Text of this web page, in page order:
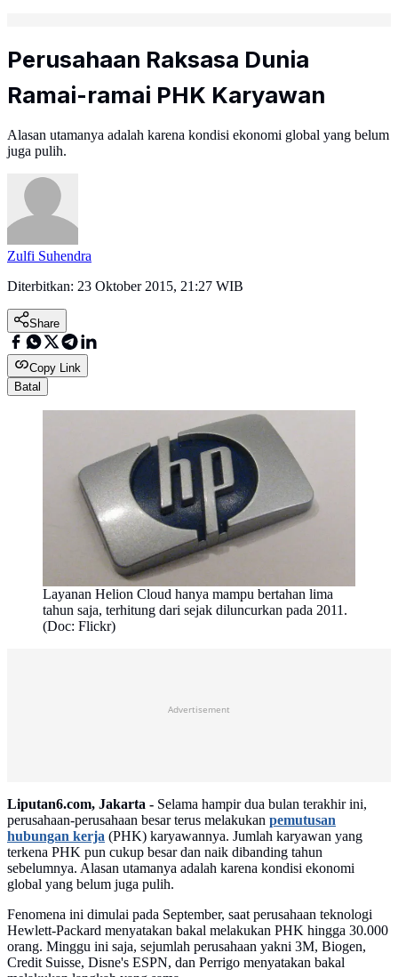
Perusahaan Raksasa Dunia
Ramai-ramai PHK Karyawan
Alasan utamanya adalah karena kondisi ekonomi global yang belum
juga pulih.
Zulfi Suhendra
Diterbitkan: 23 Oktober 2015, 21:27 WIB
Share
Copy Link
Batal
Layanan Helion Cloud hanya mampu bertahan lima
tahun saja, terhitung dari sejak diluncurkan pada 2011.
(Doc: Flickr)
Advertisement
Liputan6.com, Jakarta - Selama hampir dua bulan terakhir ini,
perusahaan-perusahaan besar terus melakukan pemutusan
hubungan kerja (PHK) karyawannya. Jumlah karyawan yang
terkena PHK pun cukup besar dan naik dibanding tahun
sebelumnya. Alasan utamanya adalah karena kondisi ekonomi
global yang belum juga pulih.
Fenomena ini dimulai pada September, saat perusahaan teknologi
Hewlett-Packard menyatakan bakal melakukan PHK hingga 30.000
orang. Minggu ini saja, sejumlah perusahaan yakni 3M, Biogen,
Credit Suisse, Disne's ESPN, dan Perrigo menyatakan bakal